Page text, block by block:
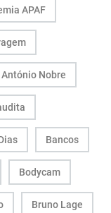
APAF
António Nobre
Bancos
Bodycam
Bruno Lage